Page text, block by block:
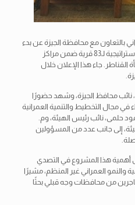
بالتعاون مع محافظة الجيزة عن بدء
أولى خطوات تحديث المخططات الاستراتيجية لـ83 قرية ضمن مراكز
القناطر. جاء هذا الإعلان خلال
نائب محافظ الجيزة، وشهد حضورًا
في مجال التخطيط والتنمية العمرانية
حلمى، نائب رئيس الهيئة، وم.
إلى جانب عدد من المسؤولين
أهمية هذا المشروع في التصدي
والنمو العمراني غير المنظم، مشيرًا
من محافظات وجه قبلي بحثًا